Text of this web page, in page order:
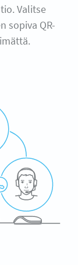
Valitse
sopiva QR-